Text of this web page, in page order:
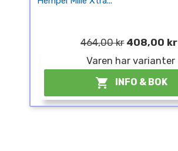
464,00 kr 408,00 kr
Varen har varianter
 INFO & BOK